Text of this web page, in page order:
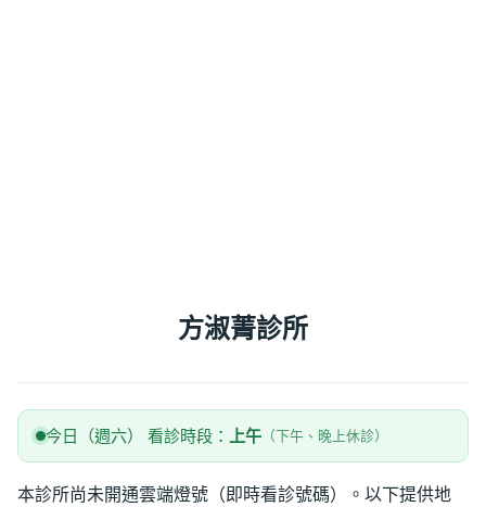
方淑菁診所
今日（週六） 看診時段： 上午 （下午、晚上休診）
本診所尚未開通雲端燈號（即時看診號碼）。以下提供地